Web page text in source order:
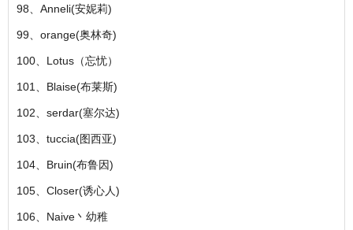
98、Anneli(安妮莉)
99、orange(奥林奇)
100、Lotus（忘忧）
101、Blaise(布莱斯)
102、serdar(塞尔达)
103、tuccia(图西亚)
104、Bruin(布鲁因)
105、Closer(诱心人)
106、Naive丶幼稚